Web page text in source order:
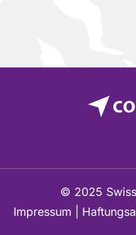
© 2025
Impressum